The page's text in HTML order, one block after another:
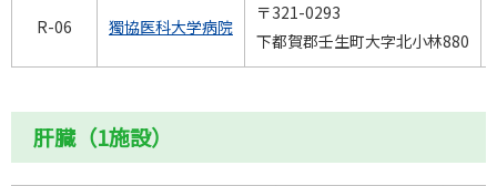
R-06 獨協医科大学病院
〒321-0293
下都賀郡壬生町大字北小林880
肝臓（1施設）